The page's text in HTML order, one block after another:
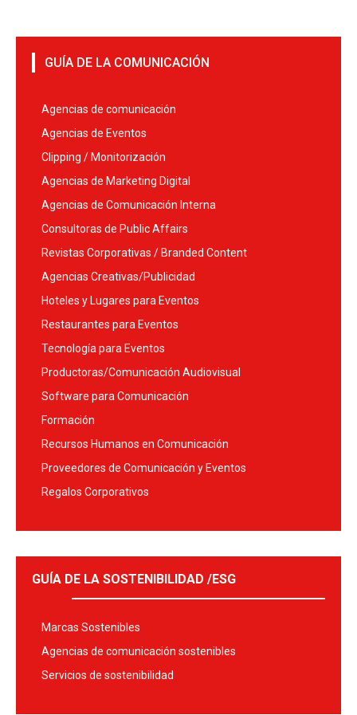
GUÍA DE LA COMUNICACIÓN
Agencias de comunicación
Agencias de Eventos
Clipping / Monitorización
Agencias de Marketing Digital
Agencias de Comunicación Interna
Consultoras de Public Affairs
Revistas Corporativas / Branded Content
Agencias Creativas/Publicidad
Hoteles y Lugares para Eventos
Restaurantes para Eventos
Tecnología para Eventos
Productoras/Comunicación Audiovisual
Software para Comunicación
Formación
Recursos Humanos en Comunicación
Proveedores de Comunicación y Eventos
Regalos Corporativos
GUÍA DE LA SOSTENIBILIDAD /ESG
Marcas Sostenibles
Agencias de comunicación sostenibles
Servicios de sostenibilidad